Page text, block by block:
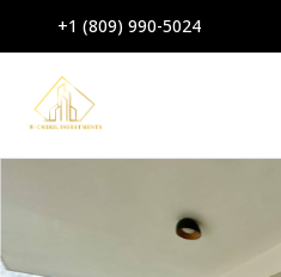
+1 (809) 990-5024